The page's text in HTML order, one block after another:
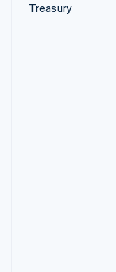
Treasury